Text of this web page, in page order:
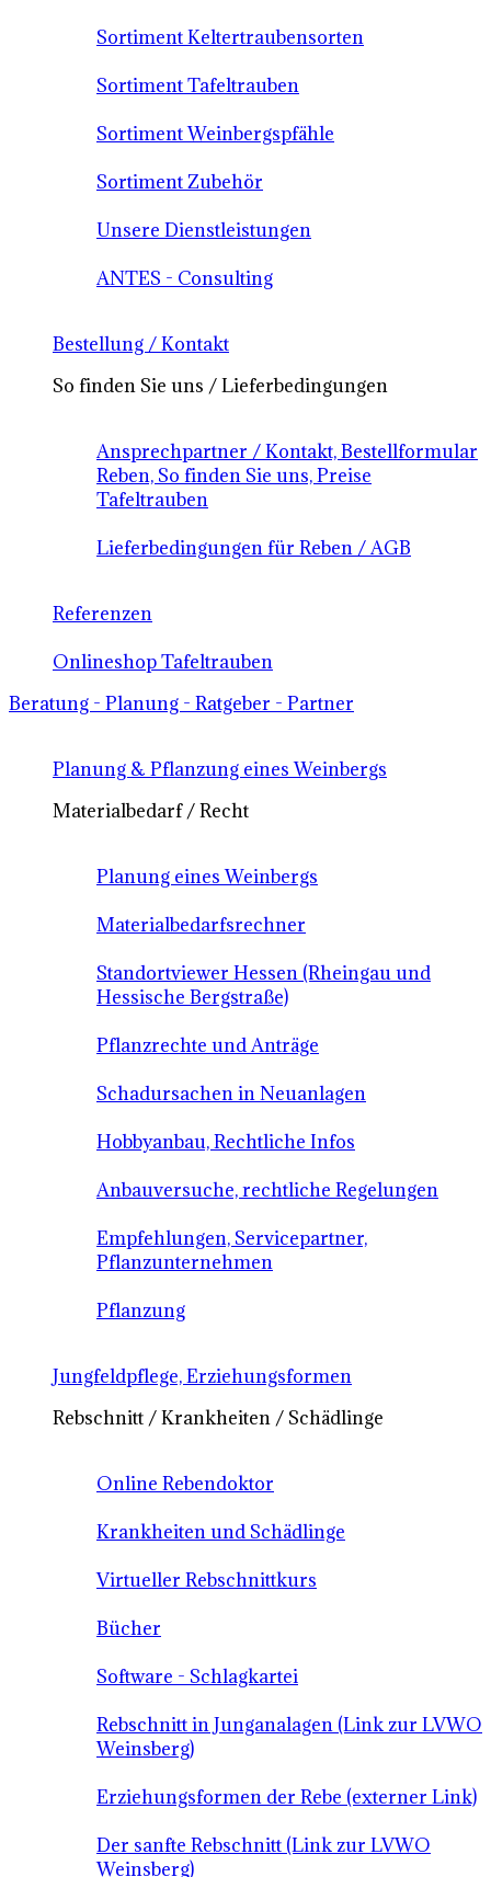
Sortiment Keltertraubensorten
Sortiment Tafeltrauben
Sortiment Weinbergspfähle
Sortiment Zubehör
Unsere Dienstleistungen
ANTES - Consulting
Bestellung / Kontakt
So finden Sie uns / Lieferbedingungen
Ansprechpartner / Kontakt, Bestellformular
Reben, So finden Sie uns, Preise
Tafeltrauben
Lieferbedingungen für Reben / AGB
Referenzen
Onlineshop Tafeltrauben
Beratung - Planung - Ratgeber - Partner
Planung & Pflanzung eines Weinbergs
Materialbedarf / Recht
Planung eines Weinbergs
Materialbedarfsrechner
Standortviewer Hessen (Rheingau und
Hessische Bergstraße)
Pflanzrechte und Anträge
Schadursachen in Neuanlagen
Hobbyanbau, Rechtliche Infos
Anbauversuche, rechtliche Regelungen
Empfehlungen, Servicepartner,
Pflanzunternehmen
Pflanzung
Jungfeldpflege, Erziehungsformen
Rebschnitt / Krankheiten / Schädlinge
Online Rebendoktor
Krankheiten und Schädlinge
Virtueller Rebschnittkurs
Bücher
Software - Schlagkartei
Rebschnitt in Junganalagen (Link zur LVWO
Weinsberg)
Erziehungsformen der Rebe (externer Link)
Der sanfte Rebschnitt (Link zur LVWO
Weinsberg)